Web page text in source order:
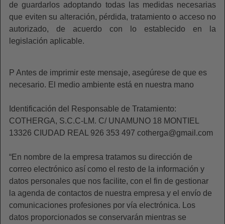
de guardarlos adoptando todas las medidas necesarias
que eviten su alteración, pérdida, tratamiento o acceso no
autorizado, de acuerdo con lo establecido en la
legislación aplicable.
P Antes de imprimir este mensaje, asegúrese de que es
necesario. El medio ambiente está en nuestra mano
Identificación del Responsable de Tratamiento:
COTHERGA, S.C.C-LM. C/ UNAMUNO 18 MONTIEL
13326 CIUDAD REAL 926 353 497 cotherga@gmail.com
“En nombre de la empresa tratamos su dirección de
correo electrónico así como el resto de la información y
datos personales que nos facilite, con el fin de gestionar
la agenda de contactos de nuestra empresa y el envío de
comunicaciones profesiones por vía electrónica. Los
datos proporcionados se conservarán mientras se